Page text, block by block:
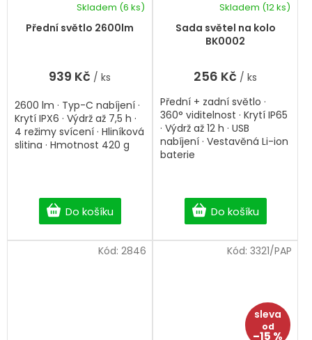
Přední světlo 2600lm
hodnocení
hvězdiček.
Skladem (6 ks)
939 Kč / ks
Do košíku
2600 lm · Typ-C nabíjení ·
Krytí IPX6 · Výdrž až 7,5 h ·
4 režimy svícení · Hliníková
slitina · Hmotnost 420 g
Sada světel na kolo
BK0002
Skladem (12 ks)
256 Kč / ks
Do košíku
Přední + zadní světlo ·
360° viditelnost · Krytí IP65
· Výdrž až 12 h · USB
nabíjení · Vestavěná Li-ion
baterie
Kód: 2846
od
–15 %
Kód: 3321/PAP